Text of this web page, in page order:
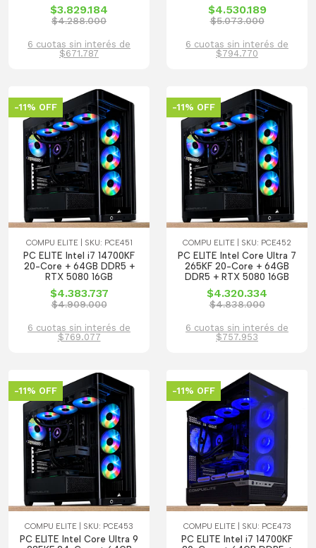
$3.829.184
$4.288.000
6 cuotas sin interés de
$671.787
$4.530.189
$5.073.000
6 cuotas sin interés de
$794.770
-11% OFF
COMPU ELITE | SKU: PCE451
PC ELITE Intel i7 14700KF
20-Core + 64GB DDR5 +
RTX 5080 16GB
$4.383.737
$4.909.000
6 cuotas sin interés de
$769.077
-11% OFF
COMPU ELITE | SKU: PCE452
PC ELITE Intel Core Ultra 7
265KF 20-Core + 64GB
DDR5 + RTX 5080 16GB
$4.320.334
$4.838.000
6 cuotas sin interés de
$757.953
-11% OFF
COMPU ELITE | SKU: PCE453
PC ELITE Intel Core Ultra 9
-11% OFF
COMPU ELITE | SKU: PCE473
PC ELITE Intel i7 14700KF